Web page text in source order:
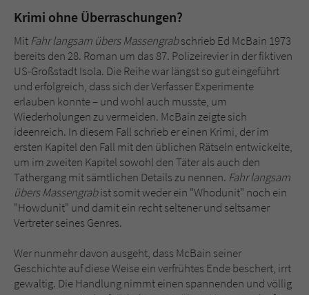
Krimi ohne Überraschungen?
Mit Fahr langsam übers Massengrabschrieb Ed McBain 1973
bereits den 28. Roman um das 87. Polizeirevier in der fiktiven
US-Großstadt Isola. Die Reihe war längst so gut eingeführt
und erfolgreich, dass sich der Verfasser Experimente
erlauben konnte – und wohl auch musste, um
Wiederholungen zu vermeiden. McBain zeigte sich
ideenreich. In diesem Fall schrieb er einen Krimi, der im
ersten Kapitel den Fall mit den üblichen Rätseln entwickelte,
um im zweiten Kapitel sowohl den Täter als auch den
Tathergang mit sämtlichen Details zu nennen. Fahr langsam
übers Massengrabist somit weder ein "Whodunit" noch ein
"Howdunit" und damit ein recht seltener und seltsamer
Vertreter seines Genres.
Wer nunmehr davon ausgeht, dass McBain seiner
Geschichte auf diese Weise ein verfrühtes Ende beschert, irrt
gewaltig. Die Handlung nimmt einen spannenden und völlig